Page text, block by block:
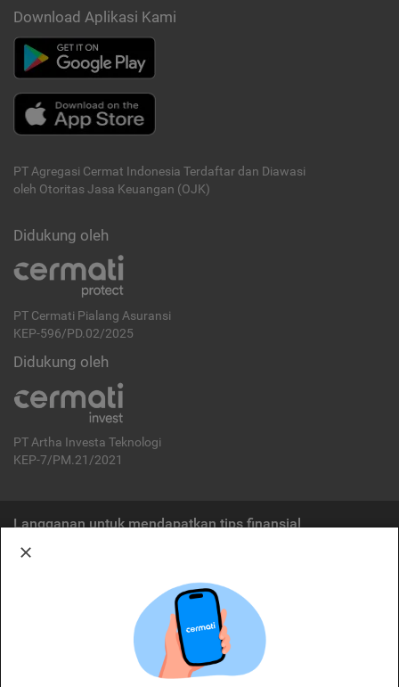
Download Aplikasi Kami
PT Agregasi Cermat Indonesia Terdaftar dan Diawasi
oleh Otoritas Jasa Keuangan (OJK)
Didukung oleh
PT Cermati Pialang Asuransi
KEP-596/PD.02/2025
Didukung oleh
PT Artha Investa Teknologi
KEP-7/PM.21/2021
Langganan untuk mendapatkan tips finansial
Cermati merupakan penyelenggara agregasi jasa keuangan yang terdaftar di
OJK. Oleh karena itu, produk dan/atau layanan jasa keuangan yang
ditawarkan bukan merupakan produk dan/atau layanan jasa keuangan yang
diterbitkan oleh Cermati dan Cermati tidak bertanggung jawab atas tuntutan